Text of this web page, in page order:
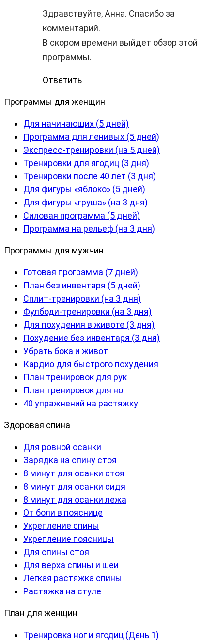
Здравствуйте, Анна. Спасибо за
комментарий.
В скором времени выйдет обзор этой
программы.
Ответить
Программы для женщин
Для начинающих (5 дней)
Программа для ленивых (5 дней)
Экспресс-тренировки (на 5 дней)
Тренировки для ягодиц (3 дня)
Тренировки после 40 лет (3 дня)
Для фигуры «яблоко» (5 дней)
Для фигуры «груша» (на 3 дня)
Силовая программа (5 дней)
Программа на рельеф (на 3 дня)
Программы для мужчин
Готовая программа (7 дней)
План без инвентаря (5 дней)
Сплит-тренировки (на 3 дня)
Фулбоди-тренировки (на 3 дня)
Для похудения в животе (3 дня)
Похудение без инвентаря (3 дня)
Убрать бока и живот
Кардио для быстрого похудения
План тренировок для рук
План тренировок для ног
40 упражнений на растяжку
Здоровая спина
Для ровной осанки
Зарядка на спину стоя
8 минут для осанки стоя
8 минут для осанки сидя
8 минут для осанки лежа
От боли в пояснице
Укрепление спины
Укрепление поясницы
Для спины стоя
Для верха спины и шеи
Легкая растяжка спины
Растяжка на стуле
План для женщин
Тренировка ног и ягодиц (День 1)